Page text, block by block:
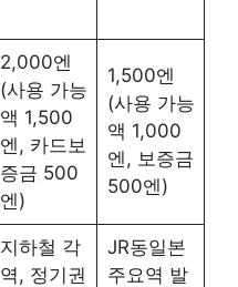
2,000엔
(사용 가능
액 1,500
엔, 카드보
증금 500
엔)
1,500엔
(사용 가능
액 1,000
엔, 보증금
500엔)
지하철 각
역, 정기권
JR동일본
주요역 발